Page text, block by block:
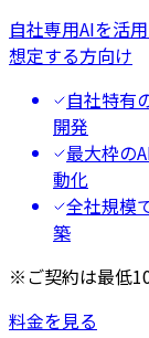
自社専用AIを活
想定する方向け
自社特有
開発
最大枠の
動化
全社規模
築
※ご契約は最低
料金を見る